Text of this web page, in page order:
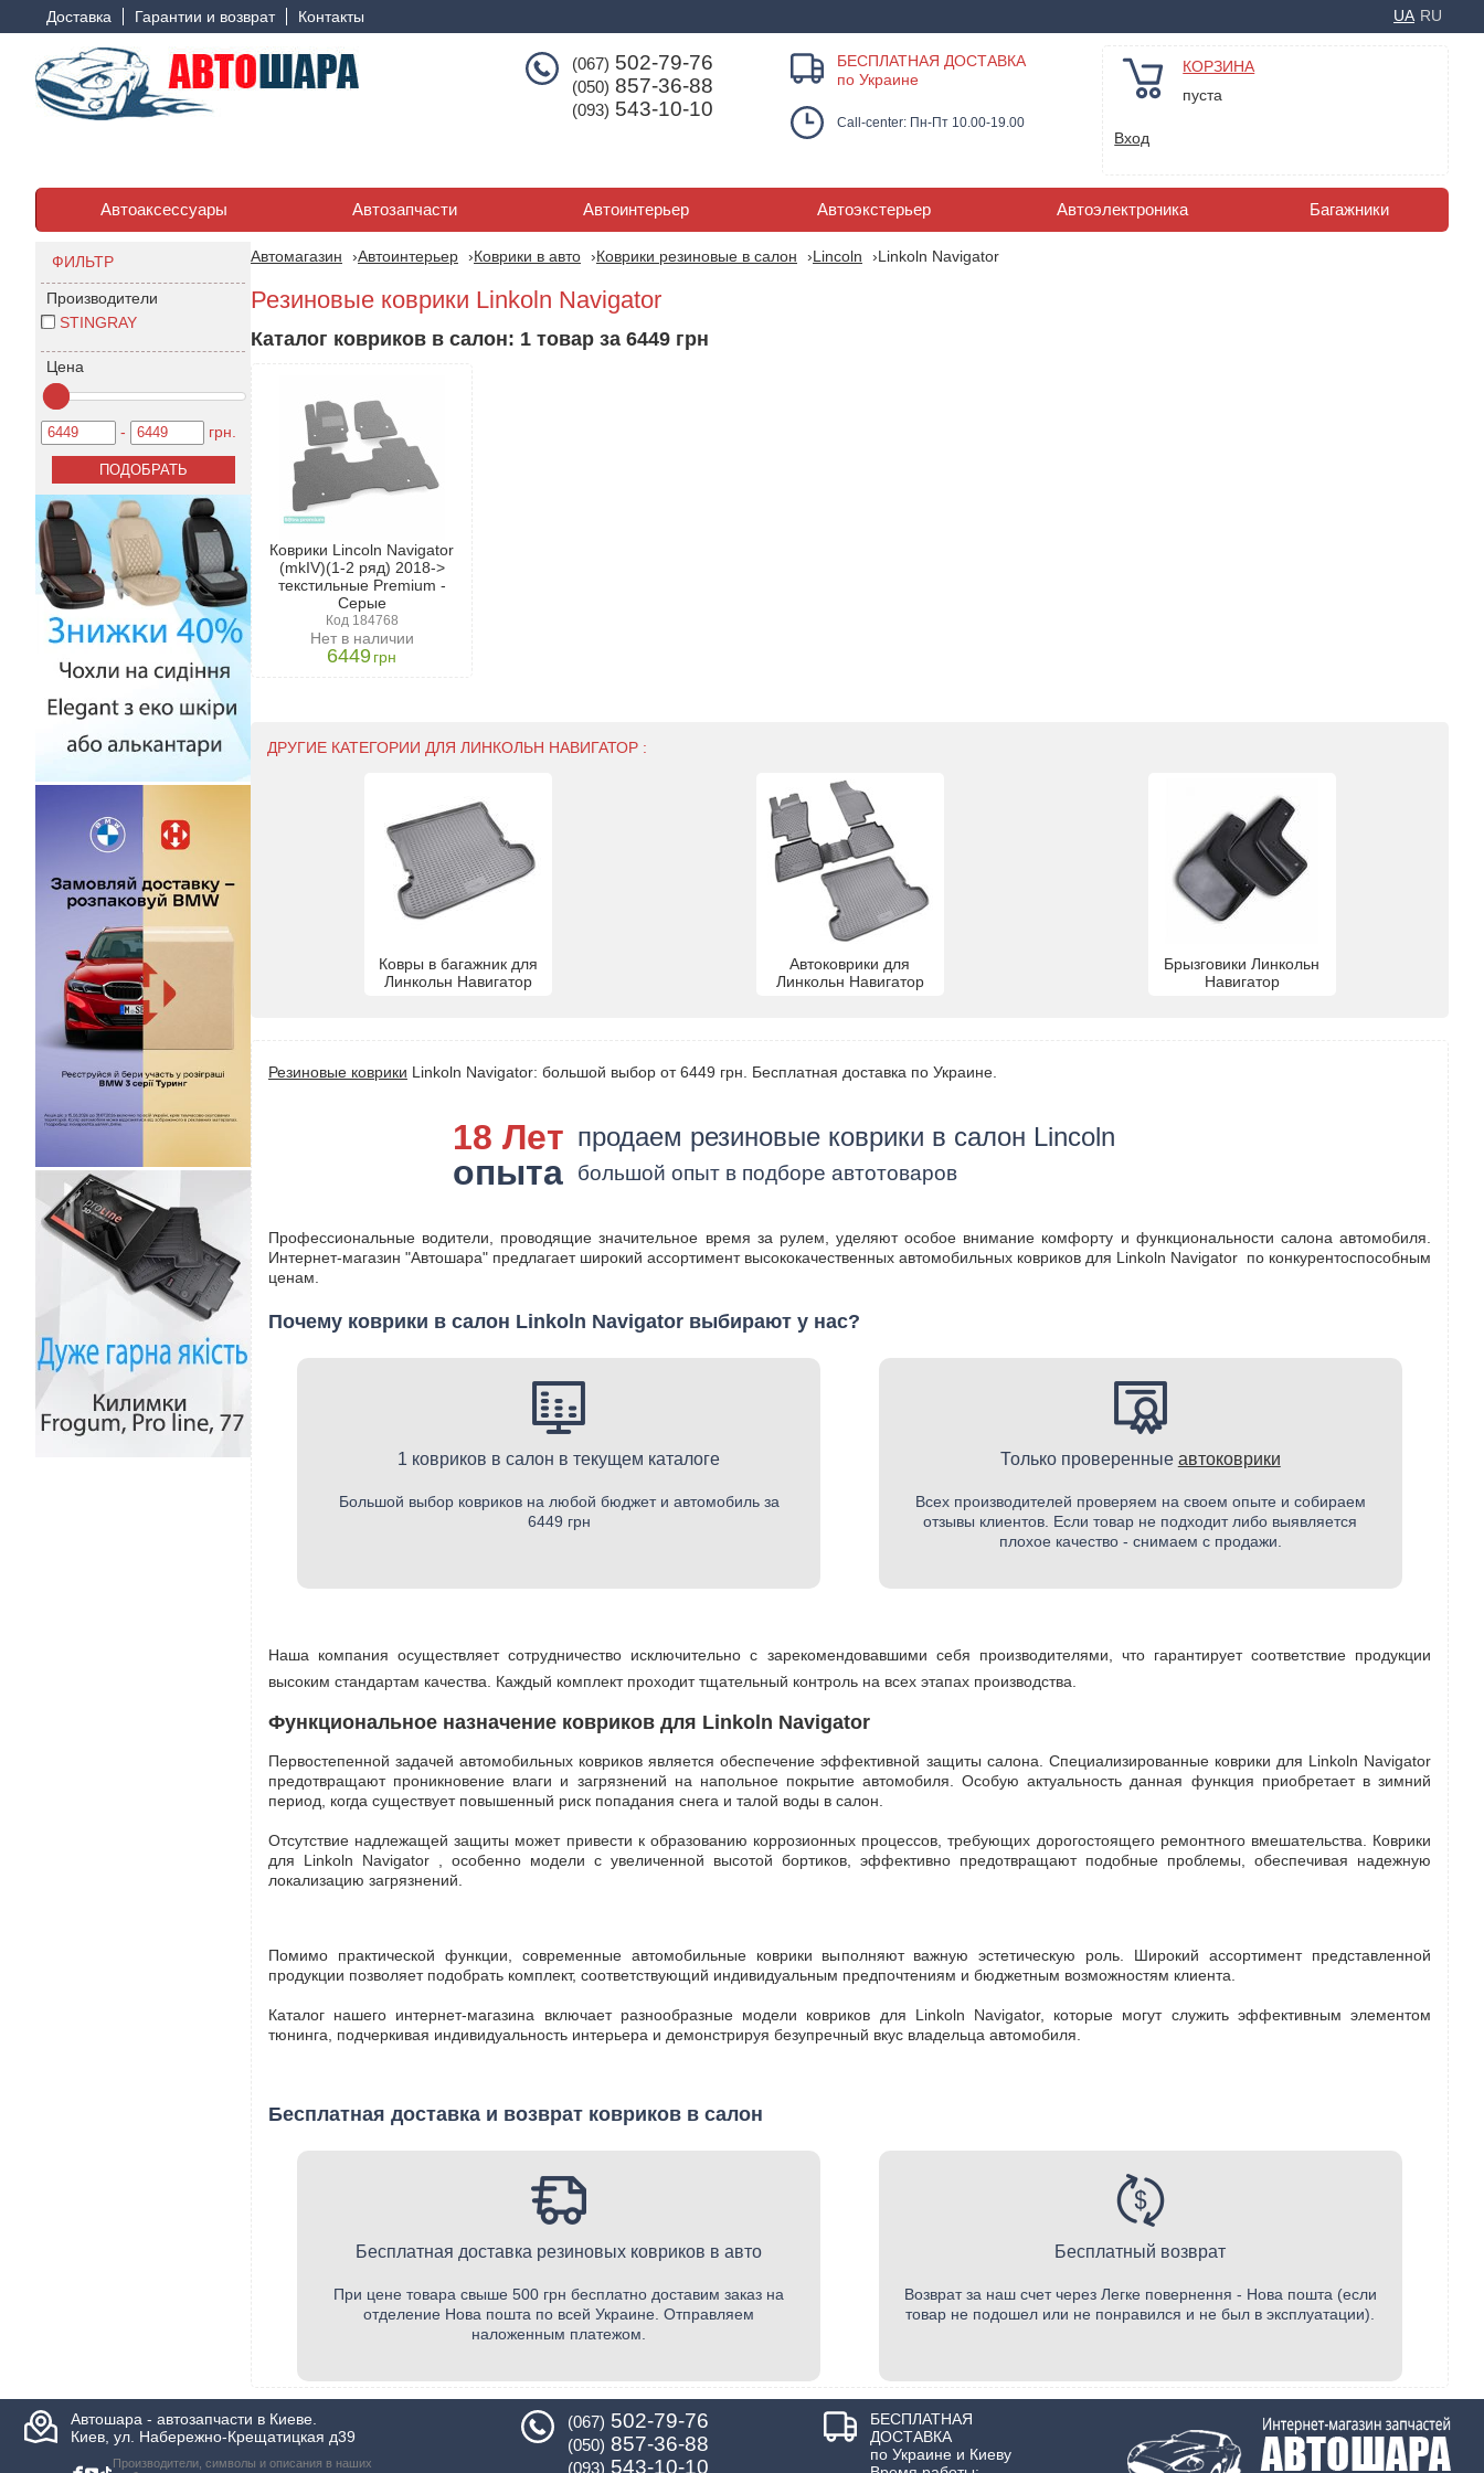
Доставка Гарантии и возврат Контакты UA RU
(067) 502-79-76
(050) 857-36-88
(093) 543-10-10
БЕСПЛАТНАЯ ДОСТАВКА
по Украине
Call-center: Пн-Пт 10.00-19.00
КОРЗИНА
пуста
Вход
Автоаксессуары Автозапчасти Автоинтерьер Автоэкстерьер Автоэлектроника Багажники
ФИЛЬТР
Производители
STINGRAY
Цена
- грн.
Автомагазин Автоинтерьер Коврики в авто Коврики резиновые в салон Lincoln Linkoln Navigator
Резиновые коврики Linkoln Navigator
Каталог ковриков в салон: 1 товар за 6449 грн
Коврики Lincoln Navigator
(mkIV)(1-2 ряд) 2018->
текстильные Premium -
Серые
Код 184768
Нет в наличии
6449грн
ДРУГИЕ КАТЕГОРИИ ДЛЯ ЛИНКОЛЬН НАВИГАТОР :
Ковры в багажник для
Линкольн Навигатор
Автоковрики для
Линкольн Навигатор
Брызговики Линкольн
Навигатор
Резиновые коврики Linkoln Navigator: большой выбор от 6449 грн. Бесплатная доставка по Украине.
18 Лет продаем резиновые коврики в салон Lincoln
опыта большой опыт в подборе автотоваров
Профессиональные водители, проводящие значительное время за рулем, уделяют особое внимание комфорту и функциональности салона автомобиля.
Интернет-магазин "Автошара" предлагает широкий ассортимент высококачественных автомобильных ковриков для Linkoln Navigator по конкурентоспособным
ценам.
Почему коврики в салон Linkoln Navigator выбирают у нас?
1 ковриков в салон в текущем каталоге
Большой выбор ковриков на любой бюджет и автомобиль за
6449 грн
Только проверенные автоковрики
Всех производителей проверяем на своем опыте и собираем
отзывы клиентов. Если товар не подходит либо выявляется
плохое качество - снимаем с продажи.
Наша компания осуществляет сотрудничество исключительно с зарекомендовавшими себя производителями, что гарантирует соответствие продукции
высоким стандартам качества. Каждый комплект проходит тщательный контроль на всех этапах производства.
Функциональное назначение ковриков для Linkoln Navigator
Первостепенной задачей автомобильных ковриков является обеспечение эффективной защиты салона. Специализированные коврики для Linkoln Navigator
предотвращают проникновение влаги и загрязнений на напольное покрытие автомобиля. Особую актуальность данная функция приобретает в зимний
период, когда существует повышенный риск попадания снега и талой воды в салон.
Отсутствие надлежащей защиты может привести к образованию коррозионных процессов, требующих дорогостоящего ремонтного вмешательства. Коврики
для Linkoln Navigator , особенно модели с увеличенной высотой бортиков, эффективно предотвращают подобные проблемы, обеспечивая надежную
локализацию загрязнений.
Помимо практической функции, современные автомобильные коврики выполняют важную эстетическую роль. Широкий ассортимент представленной
продукции позволяет подобрать комплект, соответствующий индивидуальным предпочтениям и бюджетным возможностям клиента.
Каталог нашего интернет-магазина включает разнообразные модели ковриков для Linkoln Navigator, которые могут служить эффективным элементом
тюнинга, подчеркивая индивидуальность интерьера и демонстрируя безупречный вкус владельца автомобиля.
Бесплатная доставка и возврат ковриков в салон
Бесплатная доставка резиновых ковриков в авто
При цене товара свыше 500 грн бесплатно доставим заказ на
отделение Нова пошта по всей Украине. Отправляем
наложенным платежом.
Бесплатный возврат
Возврат за наш счет через Легке повернення - Нова пошта (если
товар не подошел или не понравился и не был в эксплуатации).
Автошара - автозапчасти в Киеве.
Киев, ул. Набережно-Крещатицкая д39
Производители, символы и описания в наших
(067) 502-79-76
(050) 857-36-88
(093) 543-10-10
БЕСПЛАТНАЯ
ДОСТАВКА
по Украине и Киеву